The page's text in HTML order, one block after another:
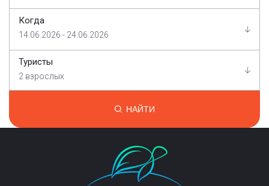
Когда
14.06.2026 - 24.06.2026
Туристы
2 взрослых
НАЙТИ